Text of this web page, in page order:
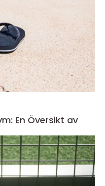
En Översikt av